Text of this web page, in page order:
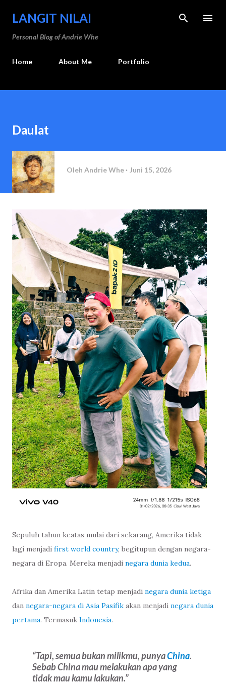
Langsung ke konten utama
LANGIT NILAI
Personal Blog of Andrie Whe
Home About Me Portfolio
Daulat
Oleh Andrie Whe Juni 15, 2026
Sepuluh tahun keatas mulai dari sekarang, Amerika tidak
lagi menjadi first world country, begitupun dengan negara-
negara di Eropa. Mereka menjadi negara dunia kedua.
Afrika dan Amerika Latin tetap menjadi negara dunia ketiga
dan negara-negara di Asia Pasifik akan menjadi negara dunia
pertama. Termasuk Indonesia.
Tapi, semua bukan milikmu, punyaChina.
Sebab China mau melakukan apa yang
tidak mau kamu lakukan.